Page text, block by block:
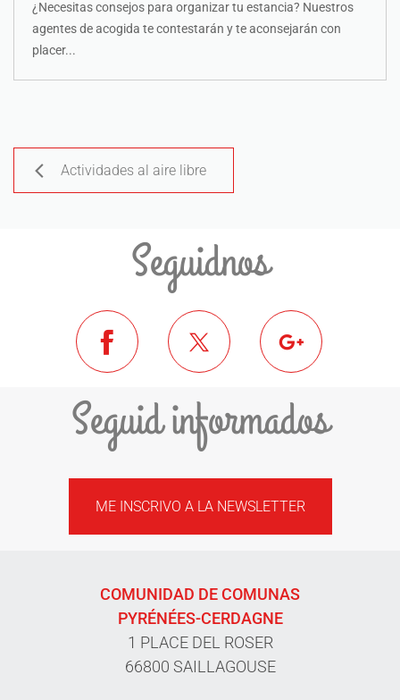
¿Necesitas consejos para organizar tu estancia? Nuestros
agentes de acogida te contestarán y te aconsejarán con
placer...
Actividades al aire libre
Seguidnos
Seguid informados
ME INSCRIVO A LA NEWSLETTER
COMUNIDAD DE COMUNAS
PYRÉNÉES-CERDAGNE
1 PLACE DEL ROSER
66800 SAILLAGOUSE